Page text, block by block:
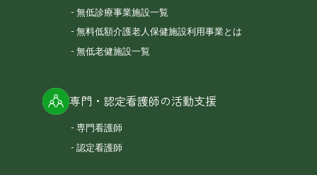
無低診療事業施設一覧
無料低額介護老人保健施設利用事業とは
無低老健施設一覧
専門・認定看護師の活動支援
専門看護師
認定看護師